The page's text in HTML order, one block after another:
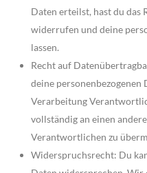
Daten erteilst, hast du das
widerrufen und deine
lassen.
Recht auf
deine personenbezogenen
Verarbeitung
vollständig an einen
Verantwortlichen zu
Widerspruchsrecht: Du